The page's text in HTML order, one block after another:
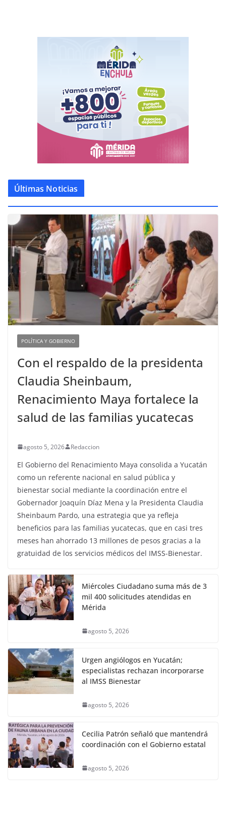
Últimas Noticias
POLÍTICA Y GOBIERNO
Con el respaldo de la presidenta
Claudia Sheinbaum,
Renacimiento Maya fortalece la
salud de las familias yucatecas
agosto 5, 2026 Redaccion
El Gobierno del Renacimiento Maya consolida a Yucatán
como un referente nacional en salud pública y
bienestar social mediante la coordinación entre el
Gobernador Joaquín Díaz Mena y la Presidenta Claudia
Sheinbaum Pardo, una estrategia que ya refleja
beneficios para las familias yucatecas, que en casi tres
meses han ahorrado 13 millones de pesos gracias a la
gratuidad de los servicios médicos del IMSS-Bienestar.
Miércoles Ciudadano suma más de 3
mil 400 solicitudes atendidas en
Mérida
agosto 5, 2026
Urgen angiólogos en Yucatán;
especialistas rechazan incorporarse
al IMSS Bienestar
agosto 5, 2026
Cecilia Patrón señaló que mantendrá
coordinación con el Gobierno estatal
agosto 5, 2026